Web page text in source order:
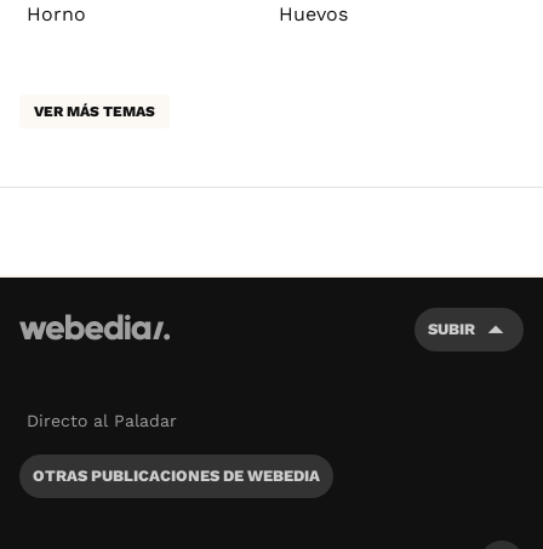
Horno Huevos
VER MÁS TEMAS
SUBIR
Directo al Paladar
OTRAS PUBLICACIONES DE WEBEDIA